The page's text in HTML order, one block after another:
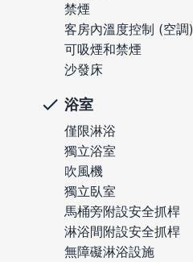
禁煙
客房內溫度控制 (空調)
可吸煙和禁煙
沙發床
浴室
僅限淋浴
獨立浴室
吹風機
獨立臥室
馬桶旁附設安全抓桿
淋浴間附設安全抓桿
無障礙淋浴設施